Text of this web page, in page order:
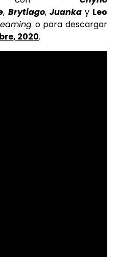
, Brytiago, Juankay Leo
o para descargar
2020.